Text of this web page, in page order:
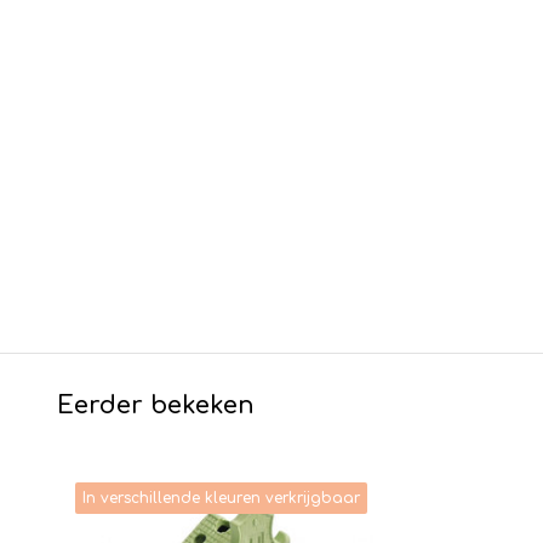
Eerder bekeken
In verschillende kleuren verkrijgbaar